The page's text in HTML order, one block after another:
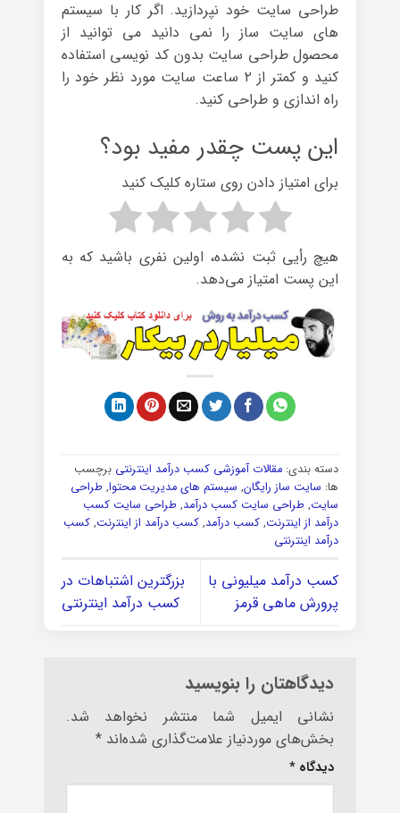
طراحی سایت خود نپردازید. اگر کار با سیستم
های سایت ساز را نمی دانید می توانید از
محصول طراحی سایت بدون کد نویسی استفاده
کنید و کمتر از ۲ ساعت سایت مورد نظر خود را
راه اندازی و طراحی کنید.
این پست چقدر مفید بود؟
برای امتیاز دادن روی ستاره کلیک کنید
هیچ رأیی ثبت نشده، اولین نفری باشید که به
این پست امتیاز می‌دهد.
دسته بندی: مقالات آموزشی کسب درآمد اینترنتی برچسب
ها: سایت ساز رایگان, سیستم های مدیریت محتوا, طراحی
سایت, طراحی سایت کسب درآمد, طراحی سایت کسب
درآمد از اینترنت, کسب درآمد, کسب درآمد از اینترنت, کسب
درآمد اینترنتی
کسب درآمد میلیونی با
پرورش ماهی قرمز
بزرگترین اشتباهات در
کسب درآمد اینترنتی
دیدگاهتان را بنویسید
نشانی ایمیل شما منتشر نخواهد شد.
بخش‌های موردنیاز علامت‌گذاری شده‌اند *
دیدگاه *